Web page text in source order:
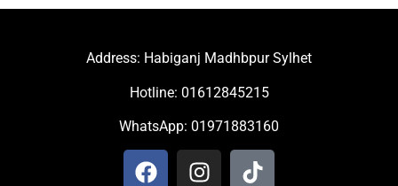
Address: Habiganj Madhbpur Sylhet
Hotline: 01612845215
WhatsApp: 01971883160